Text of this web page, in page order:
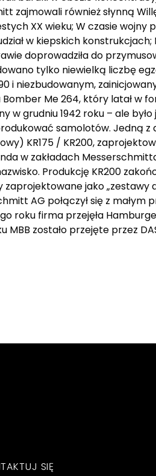
zajmowali również słynną
XX wieku; W czasie wojny
w kiepskich konstrukcjach;
doprowadziła do
tylko niewielką liczbę
i niezbudowanym,
Me 264, który latał w
grudniu 1942 roku – ale było
samolotów. Jedną
KR175 / KR200,
w zakładach
Produkcję KR200
jako „zestawy
AG połączył się z małym
roku firma przejęła
zostało przejęte przez
SIĘ